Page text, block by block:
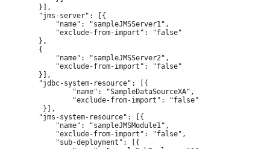
        }],
        "jms-server": [{
            "name": "sampleJMSServer1",
            "exclude-from-import": "false"
        },
        {
            "name": "sampleJMSServer2",
            "exclude-from-import": "false"
        }],
        "jdbc-system-resource": [{
                "name": "SampleDataSourceXA",
                "exclude-from-import": "false"
         }],
        "jms-system-resource": [{
            "name": "sampleJMSModule1",
            "exclude-from-import": "false",
            "sub-deployment": [{